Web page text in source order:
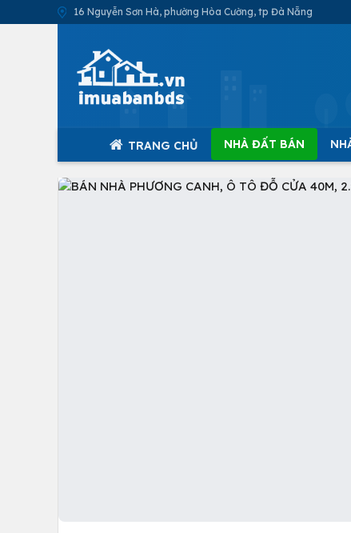
16 Nguyễn Sơn Hà, phường Hòa Cường, tp Đà Nẵng
TRANG CHỦ NHÀ ĐẤT BÁN